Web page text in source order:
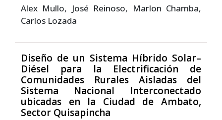
Alex Mullo, José Reinoso, Marlon Chamba,
Carlos Lozada
Diseño de un Sistema Híbrido Solar–
Diésel para la Electrificación de
Comunidades Rurales Aisladas del
Sistema Nacional Interconectado
ubicadas en la Ciudad de Ambato,
Sector Quisapincha